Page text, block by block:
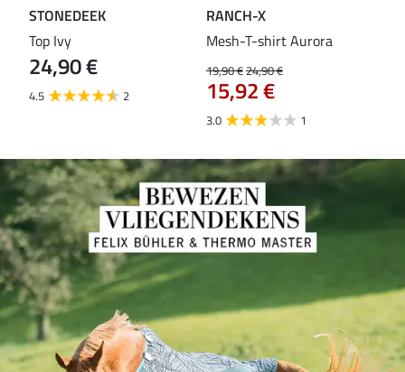
STONEDEEK
Top Ivy
24,90 €
4.5 2
RANCH-X
Mesh-T-shirt Aurora
19,90 €24,90 €
15,92 €
3.0 1